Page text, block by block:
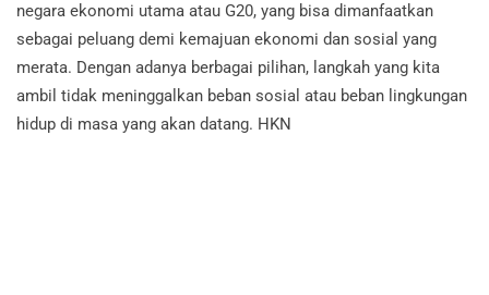
negara ekonomi utama atau G20, yang bisa dimanfaatkan
sebagai peluang demi kemajuan ekonomi dan sosial yang
merata. Dengan adanya berbagai pilihan, langkah yang kita
ambil tidak meninggalkan beban sosial atau beban lingkungan
hidup di masa yang akan datang. HKN